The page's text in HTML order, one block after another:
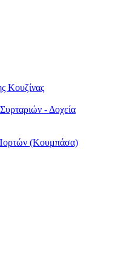
Κουζίνας
- Δοχεία
(Κουμπάσα)